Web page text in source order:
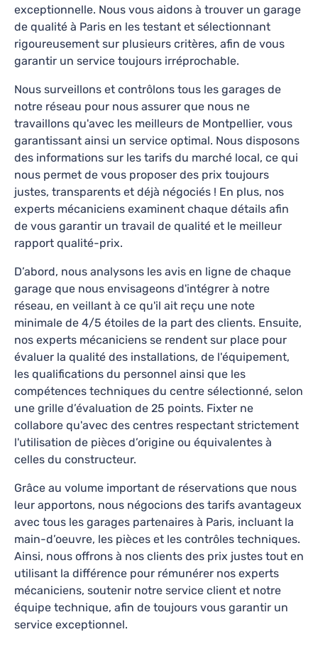
En savoir plus
Ce qu’en disent nos clients
Super adresse, professionnel, très sympa et
efficace : problème réglé dans la matinée et à
bon prix. On peut y aller les yeux fermés :)
Marion Cluzel —il y a 4 mois
AD Carrosserie CABALLE
139
34090
Lundi-Vendredi: 08h30 - 12h00
Révision, Vidange, Diagnostic, Réparations
En savoir plus
Ce qu’en disent nos clients
Des compétences, un accueil chaleureux, de
l'humanité.... Ok sur Réparations faites, véhicule
responsable et à toute l'équipe !
sylvie zen —il y a 2 semaines
Lol Pneu & Services
avis
218 Chemin de Moulares, Hérault, Occitanie, 34000
Lundi-Vendredi: 08h30 - 18h00
exceptionnelle. Nous vous aidons à trouver un garage
de qualité à Paris en les testant et sélectionnant
rigoureusement sur plusieurs critères, afin de vous
garantir un service toujours irréprochable.
Nous surveillons et contrôlons tous les garages de
notre réseau pour nous assurer que nous ne
travaillons qu'avec les meilleurs de Montpellier, vous
garantissant ainsi un service optimal. Nous disposons
des informations sur les tarifs du marché local, ce qui
nous permet de vous proposer des prix toujours
justes, transparents et déjà négociés ! En plus, nos
experts mécaniciens examinent chaque détails afin
de vous garantir un travail de qualité et le meilleur
rapport qualité-prix.
D’abord, nous analysons les avis en ligne de chaque
garage que nous envisageons d'intégrer à notre
réseau, en veillant à ce qu'il ait reçu une note
minimale de 4/5 étoiles de la part des clients. Ensuite,
nos experts mécaniciens se rendent sur place pour
évaluer la qualité des installations, de l'équipement,
les qualifications du personnel ainsi que les
compétences techniques du centre sélectionné, selon
une grille d’évaluation de 25 points. Fixter ne
collabore qu'avec des centres respectant strictement
l'utilisation de pièces d’origine ou équivalentes à
celles du constructeur.
Grâce au volume important de réservations que nous
leur apportons, nous négocions des tarifs avantageux
avec tous les garages partenaires à Paris, incluant la
main-d’oeuvre, les pièces et les contrôles techniques.
Ainsi, nous offrons à nos clients des prix justes tout en
utilisant la différence pour rémunérer nos experts
mécaniciens, soutenir notre service client et notre
équipe technique, afin de toujours vous garantir un
service exceptionnel.